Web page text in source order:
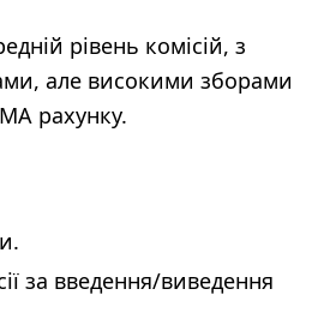
рівень комісій, з
але високими зборами
рахунку.
за введення/виведення